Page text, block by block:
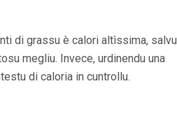
di grassu è calori altìssima, salvu
megliu. Invece, urdinendu una
di caloria in cuntrollu.